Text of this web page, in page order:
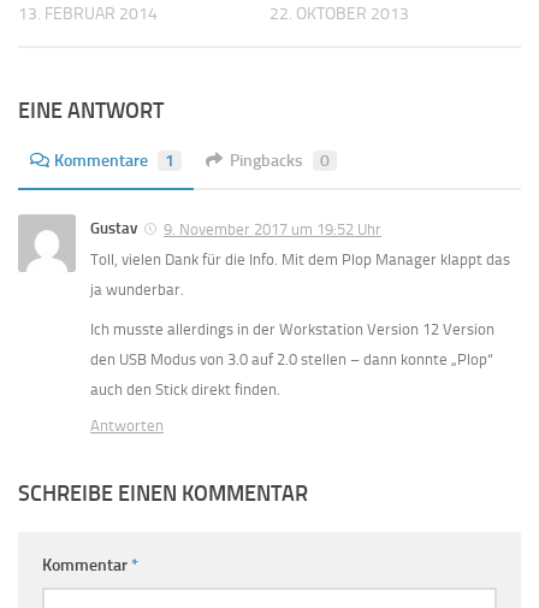
13. FEBRUAR 2014 22. OKTOBER 2013
EINE ANTWORT
Kommentare 1 Pingbacks 0
Gustav
9. November 2017 um 19:52 Uhr
Toll, vielen Dank für die Info. Mit dem Plop Manager klappt das
ja wunderbar.
Ich musste allerdings in der Workstation Version 12 Version
den USB Modus von 3.0 auf 2.0 stellen – dann konnte „Plop“
auch den Stick direkt finden.
Antworten
SCHREIBE EINEN KOMMENTAR
Kommentar*